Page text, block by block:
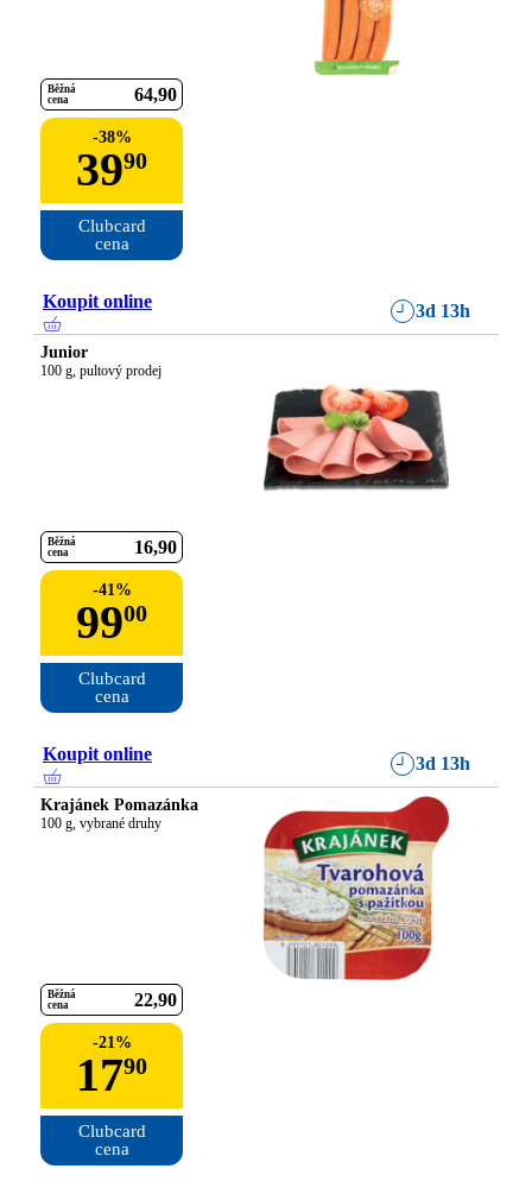
Běžná
cena
64 90
-38%
3990
Clubcard
cena
Koupit online 3d 13h
Junior
100 g, pultový prodej
Běžná
cena
16 90
-41%
9900
Clubcard
cena
Koupit online 3d 13h
Krajánek Pomazánka
100 g, vybrané druhy
Běžná
cena
22 90
-21%
1790
Clubcard
cena